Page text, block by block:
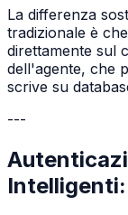
La differenza
tradizionale è
direttamente sul
dell'agente, che
scrive su
---
Intelligenti: